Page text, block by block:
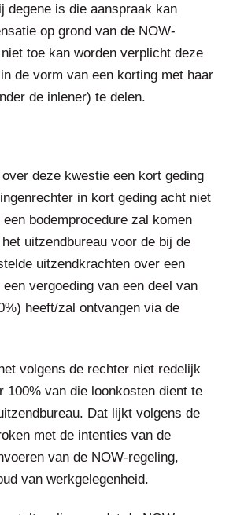
degene is die aanspraak kan
op grond van de NOW-
toe kan worden verplicht deze
de vorm van een korting met haar
de inlener) te delen.
deze kwestie een kort geding
in kort geding acht niet
bodemprocedure zal komen
uitzendbureau voor de bij de
uitzendkrachten over een
een vergoeding van een deel van
heeft/zal ontvangen via de
volgens de rechter niet redelijk
100% van die loonkosten dient te
Dat lijkt volgens de
met de intenties van de
van de NOW-regeling,
van werkgelegenheid.